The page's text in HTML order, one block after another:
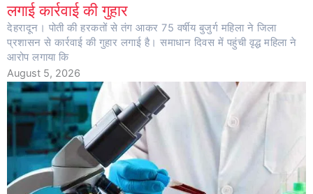
लगाई कार्रवाई की गुहार
देहरादून। पोती की हरकतों से तंग आकर 75 वर्षीय बुजुर्ग महिला ने जिला
प्रशासन से कार्रवाई की गुहार लगाई है। समाधान दिवस में पहुंची वृद्ध महिला ने
आरोप लगाया कि
August 5, 2026